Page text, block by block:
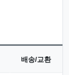
배송/교환